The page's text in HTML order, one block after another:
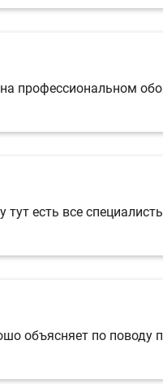
профессиональном
есть все
объясняет по поводу